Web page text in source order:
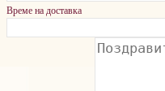
Време на доставка